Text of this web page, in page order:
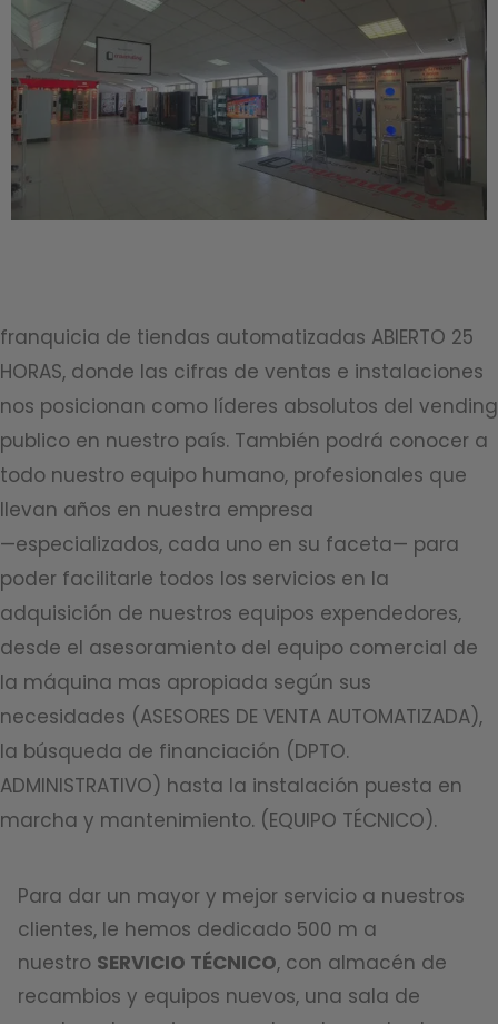
Para dar un mayor y mejor servicio a nuestros
clientes, le hemos dedicado 500 m a
nuestro SERVICIO TÉCNICO, con almacén de
recambios y equipos nuevos, una sala de
franquicia de tiendas automatizadas ABIERTO 25
HORAS, donde las cifras de ventas e instalaciones
nos posicionan como líderes absolutos del vending
publico en nuestro país. También podrá conocer a
todo nuestro equipo humano, profesionales que
llevan años en nuestra empresa
—especializados, cada uno en su faceta— para
poder facilitarle todos los servicios en la
adquisición de nuestros equipos expendedores,
desde el asesoramiento del equipo comercial de
la máquina mas apropiada según sus
necesidades (ASESORES DE VENTA AUTOMATIZADA),
la búsqueda de financiación (DPTO.
ADMINISTRATIVO) hasta la instalación puesta en
marcha y mantenimiento. (EQUIPO TÉCNICO).